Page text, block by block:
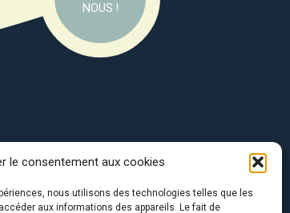
le consentement aux cookies
nous utilisons des technologies telles que les
aux informations des appareils. Le fait de
NOUS !